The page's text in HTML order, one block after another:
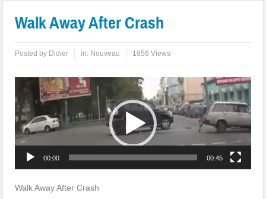
Walk Away After Crash
Posted by Didier in: Nouveau 1856 Views
Lecteur
vidéo
00:00 00:45
Walk Away After Crash